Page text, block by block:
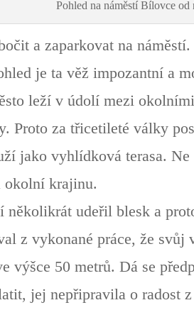
Pohled na náměstí Bílovce od
a zaparkovat na
je ta věž impozantní a
leží v údolí mezi
Proto za třicetileté války
jako vyhlídková terasa.
okolní krajinu.
několikrát udeřil blesk a
z vykonané práce, že
výšce 50 metrů. Dá se
jej nepřipravila o radost